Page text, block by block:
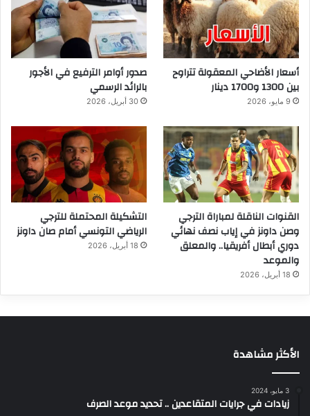
أسعار الأضاحي المعقولة تتراوح
بين 1300 و1700 دينار
9 مايو، 2026
صدور أوامر الترفيع في الأجور
بالرائد الرسمي
30 أبريل، 2026
القنوات الناقلة لمباراة الترجي
وصن داونز في إياب نصف نهائي
دوري أبطال أفريقيا.. والمعلق
والموعد
18 أبريل، 2026
التشكيلة المحتملة للترجي
الرياضي التونسي أمام صان داونز
18 أبريل، 2026
الأكثر مشاهدة
3 مايو، 2024
زيادات في جرايات المتقاعدين .. تحديد موعد الصرف